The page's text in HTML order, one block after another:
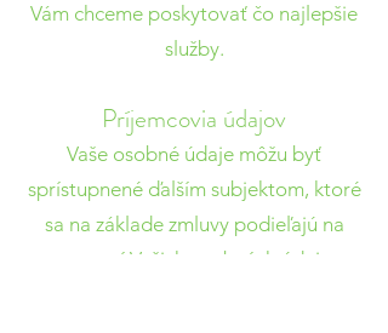
Vám chceme poskytovať čo najlepšie
služby.
Príjemcovia údajov
Vaše osobné údaje môžu byť
sprístupnené ďalším subjektom, ktoré
sa na základe zmluvy podieľajú na
spracovaní Vašich osobných údajov, a